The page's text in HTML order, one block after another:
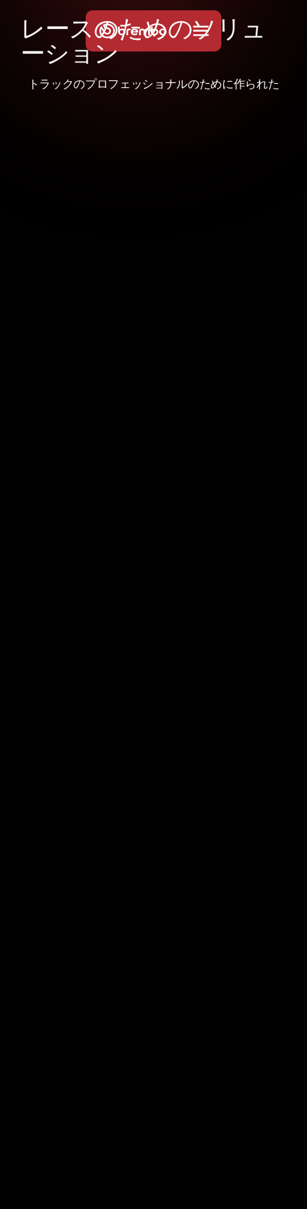
レー スのためのソ リ ュ
ーシ ョン
トラックのプロフェッショナルのために作られた